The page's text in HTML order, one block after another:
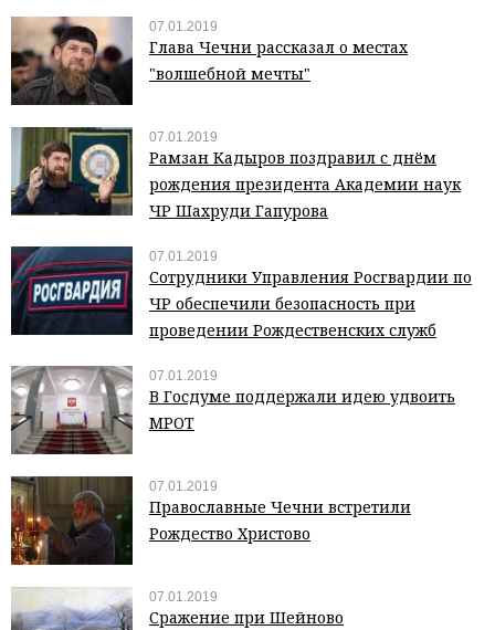
07.01.2019
Глава Чечни рассказал о местах
"волшебной мечты"
07.01.2019
Рамзан Кадыров поздравил с днём
рождения президента Академии наук
ЧР Шахруди Гапурова
07.01.2019
Сотрудники Управления Росгвардии по
ЧР обеспечили безопасность при
проведении Рождественских служб
07.01.2019
В Госдуме поддержали идею удвоить
МРОТ
07.01.2019
Православные Чечни встретили
Рождество Христово
07.01.2019
Сражение при Шейново